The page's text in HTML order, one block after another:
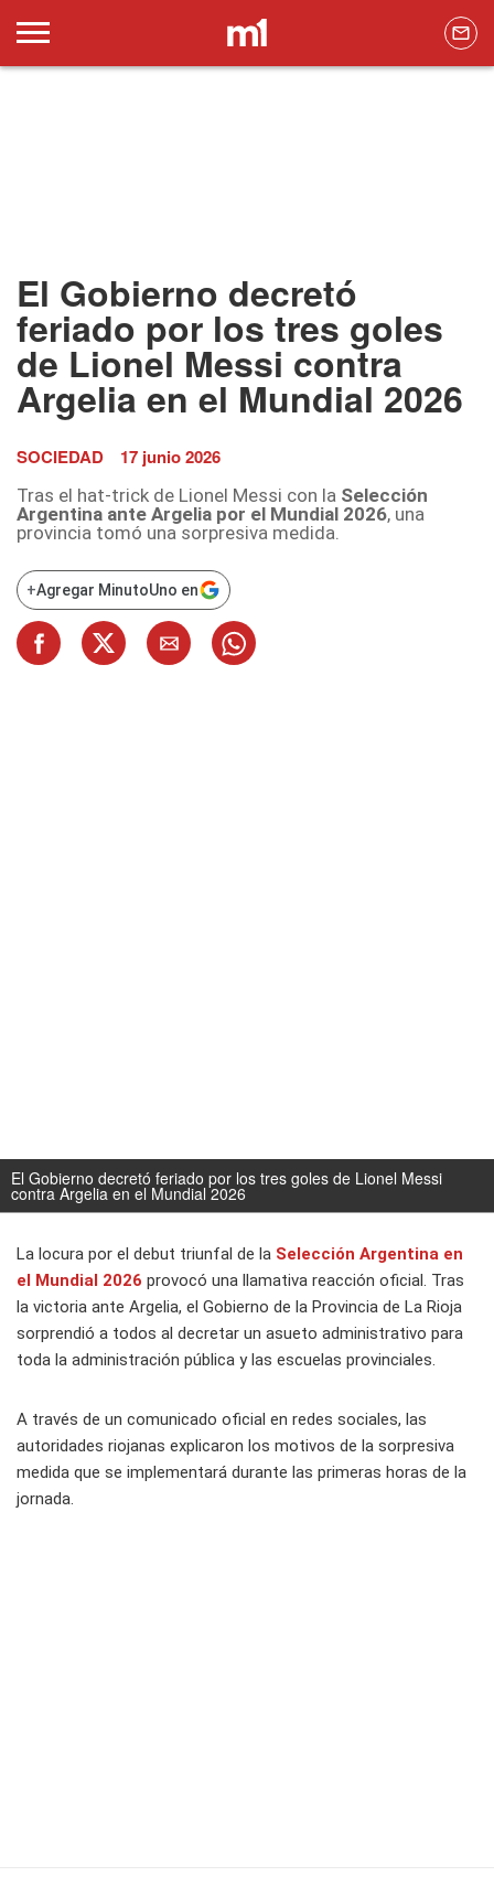
El Gobierno decretó
feriado por los tres goles
de Lionel Messi contra
Argelia en el Mundial 2026
SOCIEDAD 17 junio 2026
Tras el hat-trick de Lionel Messi con la Selección
Argentina ante Argelia por el Mundial 2026, una
provincia tomó una sorpresiva medida.
+Agregar MinutoUno en
El Gobierno decretó feriado por los tres goles de Lionel Messi
contra Argelia en el Mundial 2026
La locura por el debut triunfal de la Selección Argentina en
el Mundial 2026 provocó una llamativa reacción oficial. Tras
la victoria ante Argelia, el Gobierno de la Provincia de La Rioja
sorprendió a todos al decretar un asueto administrativo para
toda la administración pública y las escuelas provinciales.
A través de un comunicado oficial en redes sociales, las
autoridades riojanas explicaron los motivos de la sorpresiva
medida que se implementará durante las primeras horas de la
jornada.